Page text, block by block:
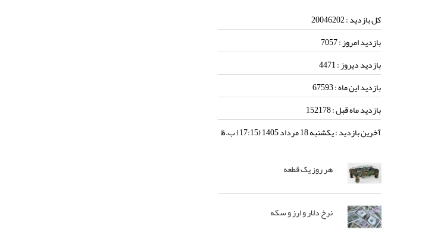
کل بازدید :20046202
بازدید امروز :7057
بازدید دیروز :4471
بازدید این ماه :67593
بازدید ماه قبل :152178
آخرین بازدید :يكشنبه 18 مرداد 1405 (17:15) ب.ظ
هر روز یک قطعه
نرخ دلار و ارز و سکه